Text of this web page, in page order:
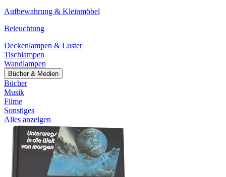
Aufbewahrung & Kleinmöbel
Beleuchtung
Deckenlampen & Luster
Tischlampen
Wandlampen
Bücher & Medien
Bücher
Musik
Filme
Sonstiges
Alles anzeigen